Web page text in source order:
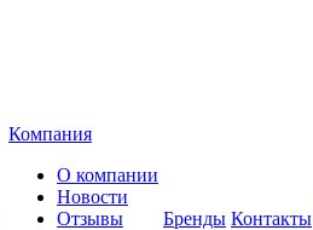
Компания
О компании
Новости
Отзывы
Бренды Контакты